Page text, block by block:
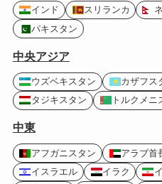
インド スリランカ
パキスタン
中央アジア
ウズベキスタン カザフス
タジキスタン
トルクメニ
中東
アフガニスタン アラブ首
イスラエル
イラク